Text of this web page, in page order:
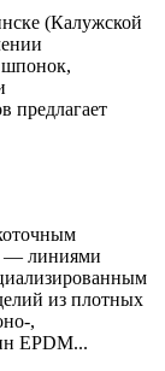
(Калужской
шпонок,
предлагает
— линиями
из плотных
,
EPDM...